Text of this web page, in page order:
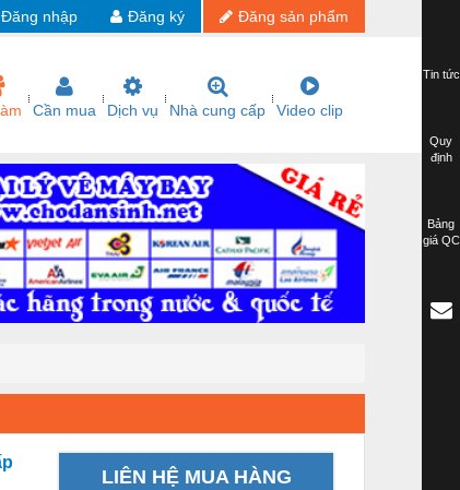
Đăng sản phẩm
Đăng ký
Đăng nhập
Cần mua Dịch vụ Nhà cung cấp Video clip
LIÊN HỆ MUA HÀNG
Tin tức
Quy
định
Bảng
giá QC